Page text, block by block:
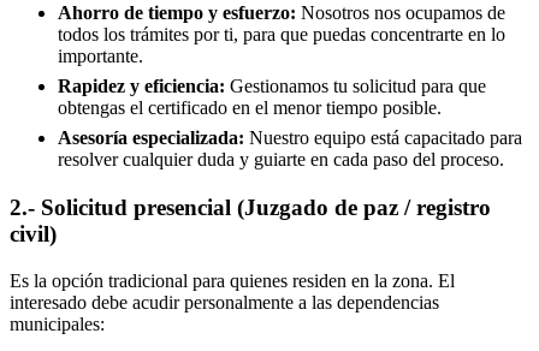
Ahorro de tiempo y esfuerzo: Nosotros nos ocupamos de
todos los trámites por ti, para que puedas concentrarte en lo
importante.
Rapidez y eficiencia: Gestionamos tu solicitud para que
obtengas el certificado en el menor tiempo posible.
Asesoría especializada: Nuestro equipo está capacitado para
resolver cualquier duda y guiarte en cada paso del proceso.
2.- Solicitud presencial (Juzgado de paz / registro
civil)
Es la opción tradicional para quienes residen en la zona. El
interesado debe acudir personalmente a las dependencias
municipales: